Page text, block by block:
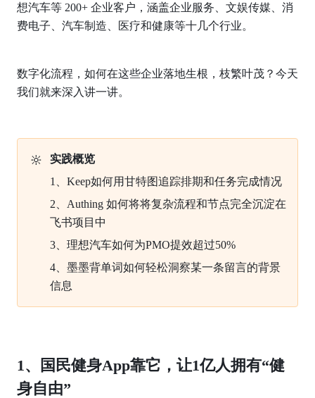
想汽车等 200+ 企业客户，涵盖企业服务、文娱传媒、消
费电子、汽车制造、医疗和健康等十几个行业。
数字化流程，如何在这些企业落地生根，枝繁叶茂？今天
我们就来深入讲一讲。
🔆
实践概览
1、Keep如何用甘特图追踪排期和任务完成情况
2、Authing 如何将将复杂流程和节点完全沉淀在
飞书项目中
3、理想汽车如何为PMO提效超过50%
4、墨墨背单词如何轻松洞察某一条留言的背景
信息
1、国民健身App靠它，让1亿人拥有“健
身自由”